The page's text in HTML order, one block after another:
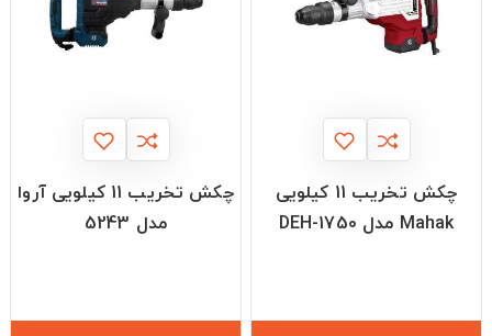
چکش تخریب 11 کیلویی
Mahak مدل DEH-1750
چکش تخریب 11 کیلویی آروا
مدل 5243